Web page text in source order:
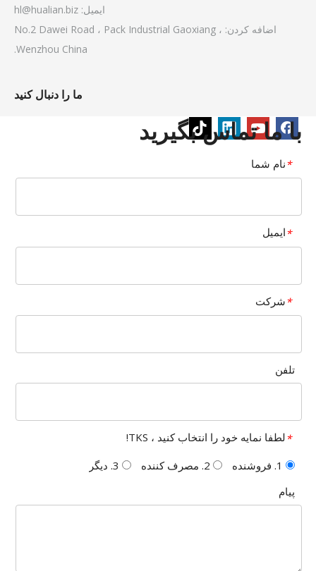
ایمیل: hl@hualian.biz
اضافه کردن: No.2 Dawei Road ، Pack Industrial Gaoxiang ،
Wenzhou China.
ما را دنبال کنید
با ما تماس بگیرید
*نام شما
*ایمیل
*شرکت
تلفن
*لطفا نمایه خود را انتخاب کنید ، TKS!
پیام